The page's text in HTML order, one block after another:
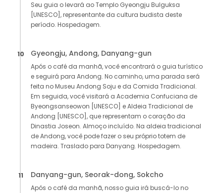
Seu guia o levará ao Templo Gyeongju Bulguksa
[UNESCO], representante da cultura budista deste
período. Hospedagem.
10 Gyeongju, Andong, Danyang-gun
Após o café da manhã, você encontrará o guia turístico
e seguirá para Andong. No caminho, uma parada será
feita no Museu Andong Soju e da Comida Tradicional.
Em seguida, você visitará a Academia Confuciana de
Byeongsanseowon [UNESCO] e Aldeia Tradicional de
Andong [UNESCO], que representam o coração da
Dinastia Joseon. Almoço incluído. Na aldeia tradicional
de Andong, você pode fazer o seu próprio totem de
madeira. Traslado para Danyang. Hospedagem.
11 Danyang-gun, Seorak-dong, Sokcho
Após o café da manhã, nosso guia irá buscá-lo no